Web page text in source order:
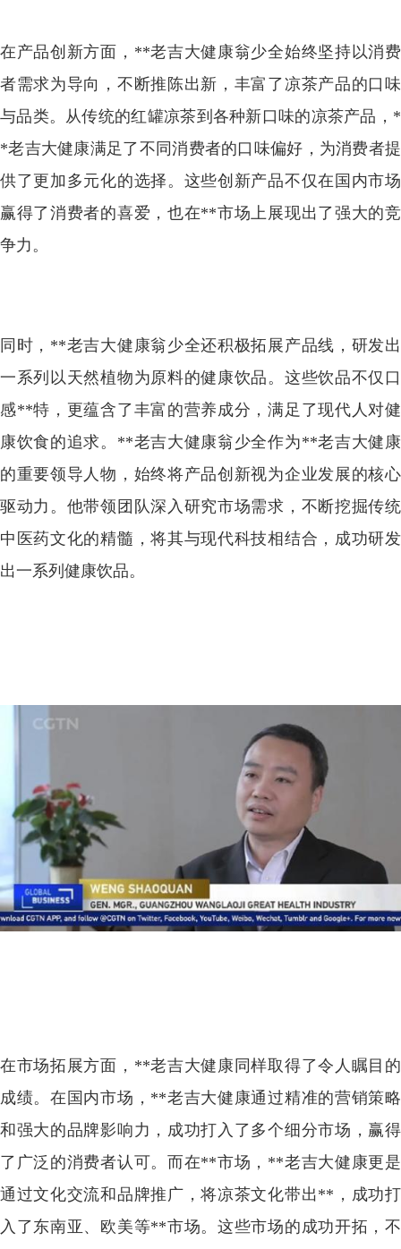
在产品创新方面，**老吉大健康翁少全始终坚持以消费
者需求为导向，不断推陈出新，丰富了凉茶产品的口味
与品类。从传统的红罐凉茶到各种新口味的凉茶产品，*
*老吉大健康满足了不同消费者的口味偏好，为消费者提
供了更加多元化的选择。这些创新产品不仅在国内市场
赢得了消费者的喜爱，也在**市场上展现出了强大的竞
争力。
同时，**老吉大健康翁少全还积极拓展产品线，研发出
一系列以天然植物为原料的健康饮品。这些饮品不仅口
感**特，更蕴含了丰富的营养成分，满足了现代人对健
康饮食的追求。**老吉大健康翁少全作为**老吉大健康
的重要领导人物，始终将产品创新视为企业发展的核心
驱动力。他带领团队深入研究市场需求，不断挖掘传统
中医药文化的精髓，将其与现代科技相结合，成功研发
出一系列健康饮品。
在市场拓展方面，**老吉大健康同样取得了令人瞩目的
成绩。在国内市场，**老吉大健康通过精准的营销策略
和强大的品牌影响力，成功打入了多个细分市场，赢得
了广泛的消费者认可。而在**市场，**老吉大健康更是
通过文化交流和品牌推广，将凉茶文化带出**，成功打
入了东南亚、欧美等**市场。这些市场的成功开拓，不